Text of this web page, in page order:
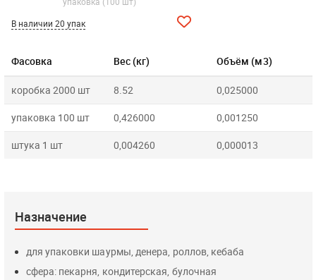
Фасовка Вес (кг) Объём (м3)
коробка 2000 шт 8.52 0,025000
упаковка 100 шт 0,426000 0,001250
штука 1 шт 0,004260 0,000013
В наличии 20 упак
Назначение
для упаковки шаурмы, денера, роллов, кебаба
сфера: пекарня, кондитерская, булочная